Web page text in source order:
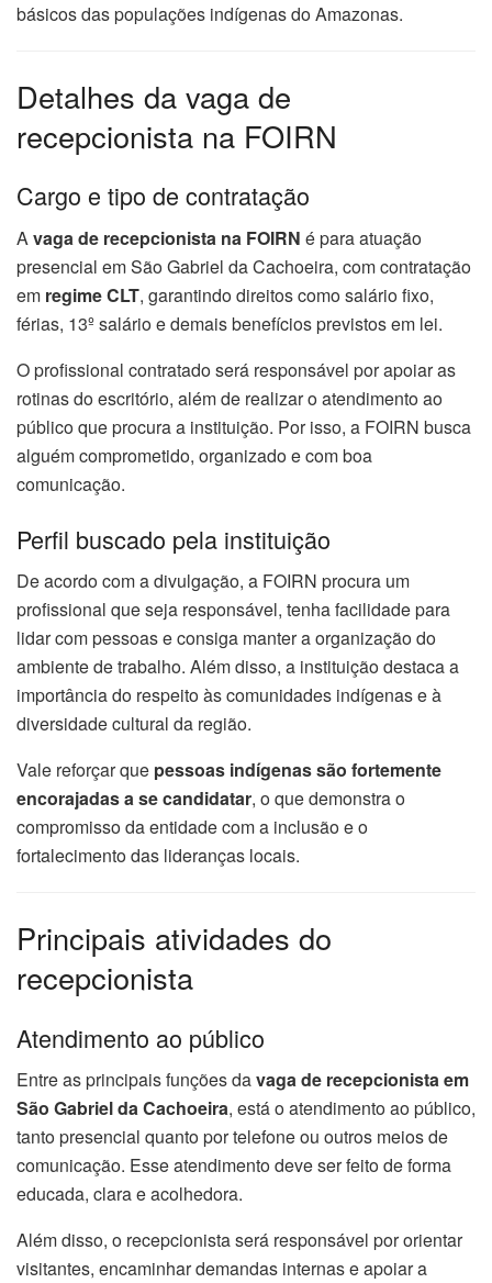
básicos das populações indígenas do Amazonas.
Detalhes da vaga de
recepcionista na FOIRN
Cargo e tipo de contratação
Avaga de recepcionista na FOIRN é para atuação
presencial em São Gabriel da Cachoeira, com contratação
em regime CLT, garantindo direitos como salário fixo,
férias, 13º salário e demais benefícios previstos em lei.
O profissional contratado será responsável por apoiar as
rotinas do escritório, além de realizar o atendimento ao
público que procura a instituição. Por isso, a FOIRN busca
alguém comprometido, organizado e com boa
comunicação.
Perfil buscado pela instituição
De acordo com a divulgação, a FOIRN procura um
profissional que seja responsável, tenha facilidade para
lidar com pessoas e consiga manter a organização do
ambiente de trabalho. Além disso, a instituição destaca a
importância do respeito às comunidades indígenas e à
diversidade cultural da região.
Vale reforçar que pessoas indígenas são fortemente
encorajadas a se candidatar, o que demonstra o
compromisso da entidade com a inclusão e o
fortalecimento das lideranças locais.
Principais atividades do
recepcionista
Atendimento ao público
Entre as principais funções davaga de recepcionista em
São Gabriel da Cachoeira, está o atendimento ao público,
tanto presencial quanto por telefone ou outros meios de
comunicação. Esse atendimento deve ser feito de forma
educada, clara e acolhedora.
Além disso, o recepcionista será responsável por orientar
visitantes, encaminhar demandas internas e apoiar a